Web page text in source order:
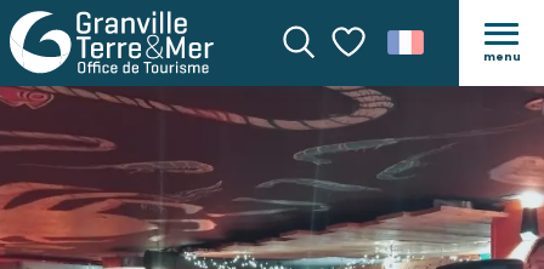
Recherche
Voir les favoris
menu